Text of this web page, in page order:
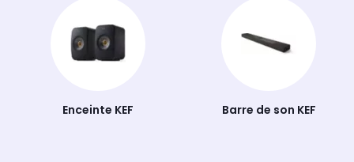
Enceinte KEF Barre de son KEF